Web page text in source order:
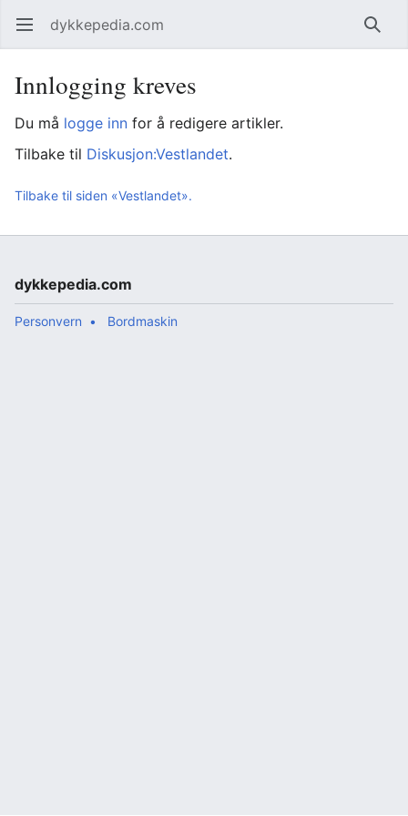
Åpne hovedmenyen dykkepedia.com Søk
Innlogging kreves
Du må logge inn for å redigere artikler.
Tilbake til Diskusjon:Vestlandet.
Tilbake til siden «Vestlandet».
dykkepedia.com
Personvern Bordmaskin